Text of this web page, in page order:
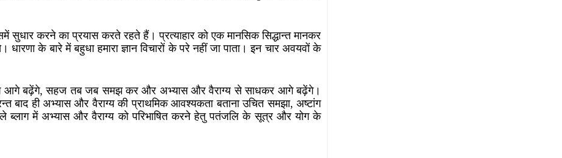
करने का प्रयास करते रहते हैं। प्रत्याहार को एक मानसिक सिद्धान्त मानकर
के बारे में बहुधा हमारा ज्ञान विचारों के परे नहीं जा पाता। इन चार अवयवों के
आगे बढ़ेंगे, सहज तब जब समझ कर और अभ्यास और वैराग्य से साधकर आगे बढ़ेंगे।
बाद ही अभ्यास और वैराग्य की प्राथमिक आवश्यकता बताना उचित समझा, अष्टांग
में अभ्यास और वैराग्य को परिभाषित करने हेतु पतंजलि के सूत्र और योग के